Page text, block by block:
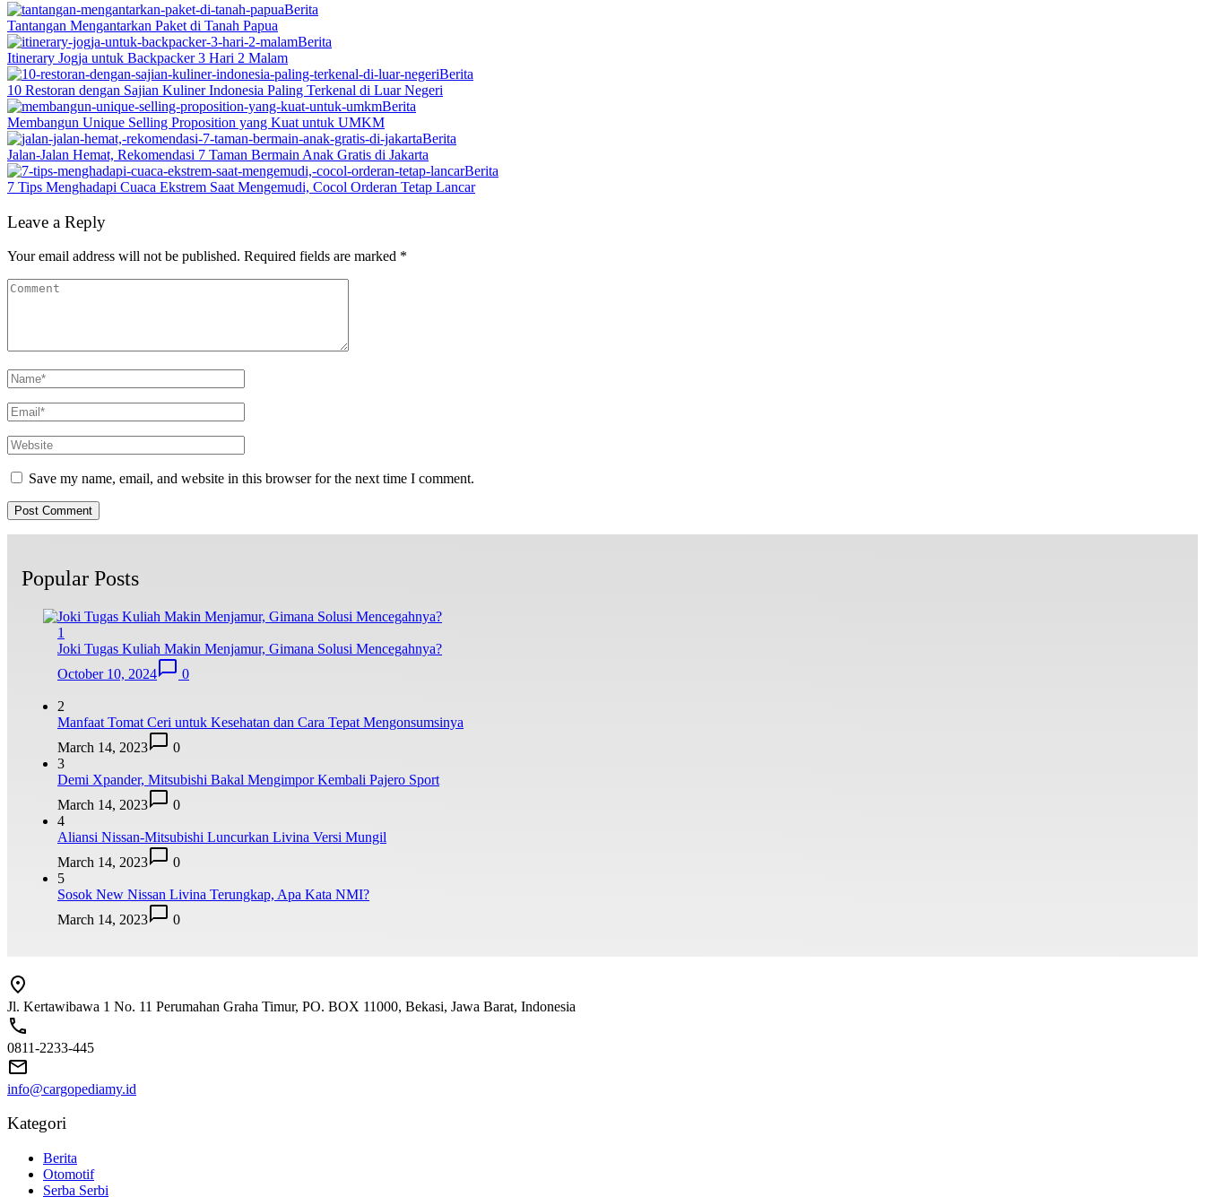
Berita
Tantangan Mengantarkan Paket di Tanah Papua
Berita
Itinerary Jogja untuk Backpacker 3 Hari 2 Malam
Berita
10 Restoran dengan Sajian Kuliner Indonesia Paling Terkenal di Luar Negeri
Berita
Membangun Unique Selling Proposition yang Kuat untuk UMKM
Berita
Jalan-Jalan Hemat, Rekomendasi 7 Taman Bermain Anak Gratis di Jakarta
Berita
7 Tips Menghadapi Cuaca Ekstrem Saat Mengemudi, Cocol Orderan Tetap Lancar
Leave a Reply
Your email address will not be published. Required fields are marked *
Save my name, email, and website in this browser for the next time I comment.
Popular Posts
1
Joki Tugas Kuliah Makin Menjamur, Gimana Solusi Mencegahnya?
October 10, 2024
0
2
Manfaat Tomat Ceri untuk Kesehatan dan Cara Tepat Mengonsumsinya
March 14, 2023
0
3
Demi Xpander, Mitsubishi Bakal Mengimpor Kembali Pajero Sport
March 14, 2023
0
4
Aliansi Nissan-Mitsubishi Luncurkan Livina Versi Mungil
March 14, 2023
0
5
Sosok New Nissan Livina Terungkap, Apa Kata NMI?
March 14, 2023
0
Jl. Kertawibawa 1 No. 11 Perumahan Graha Timur, PO. BOX 11000, Bekasi, Jawa Barat, Indonesia
0811-2233-445
info@cargopediamy.id
Kategori
Berita
Otomotif
Serba Serbi